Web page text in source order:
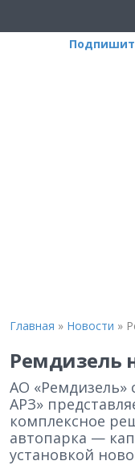
Главная » Новости »
Ремдизель
АО «Ремдизель»
АРЗ»
комплексное
автопарка —
установкой